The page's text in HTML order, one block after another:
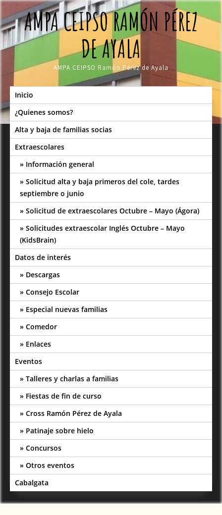
Skip
to
contentAMPA CEIPSO RAMÓN PÉREZ
DE AYALA
AMPA CEIPSO Ramón Pérez de Ayala
Inicio
¿Quienes somos?
Alta y baja de familias socias
Extraescolares
Información general
Solicitud alta y baja primeros del cole, tardes
septiembre o junio
Solicitud de extraescolares Octubre – Mayo (Ágora)
Solicitudes extraescolar Inglés Octubre – Mayo
(KidsBrain)
Datos de interés
Descargas
Consejo Escolar
Especial nuevas familias
Comedor
Enlaces
Eventos
Talleres y charlas a familias
Fiestas de fin de curso
Cross Ramón Pérez de Ayala
Patinaje sobre hielo
Concursos
Otros eventos
Cabalgata